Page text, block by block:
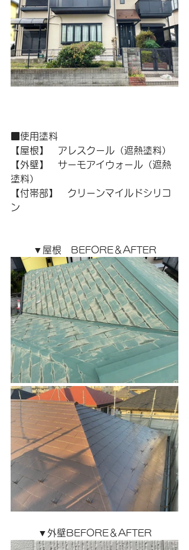
■使用塗料
【屋根】　アレスクール（遮熱塗料）
【外壁】　サーモアイウォール（遮熱
塗料）
【付帯部】　クリーンマイルドシリコ
ン
▼屋根　BEFORE＆AFTER
▼外壁BEFORE＆AFTER